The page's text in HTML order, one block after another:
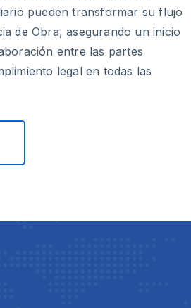
pueden transformar su flujo
de Obra, asegurando un inicio
entre las partes
legal en todas las